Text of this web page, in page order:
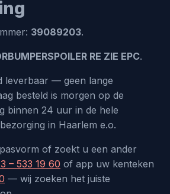
39089203.
RE ZIE EPC.
leverbaar — geen lange
besteld is morgen op de
binnen 24 uur in de hele
in Haarlem e.o.
of zoekt u een ander
– 533 19 60 of app uw kenteken
— wij zoeken het juiste